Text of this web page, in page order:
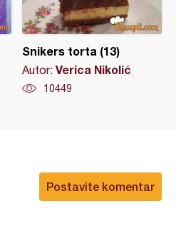
Snikers torta (13)
Autor: Verica Nikolić
10449
Postavite komentar